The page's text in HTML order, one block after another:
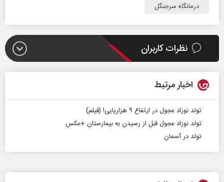
درمانگاه سرجنگل
نظرات کاربران
اخبار مرتبط
تولد نوزاد عجول در ارتفاع ۹ هزارپایی! (فیلم)
تولد نوزاد عجول قبل از رسیدن به بیمارستان +عکس
تولد در آسمان